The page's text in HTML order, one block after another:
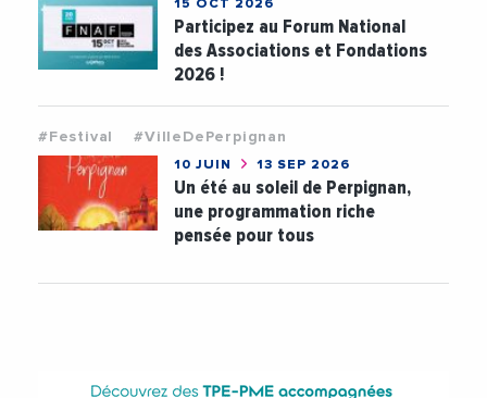
15 OCT 2026
Participez au Forum National
des Associations et Fondations
2026 !
#Festival #VilleDePerpignan
10 JUIN 13 SEP 2026
Un été au soleil de Perpignan,
une programmation riche
pensée pour tous